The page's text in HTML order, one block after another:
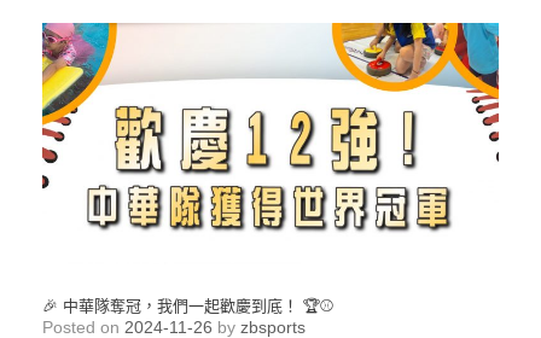
🎉 中華隊奪冠，我們一起歡慶到底！ 🏆⚾
Posted on 2024-11-26 by zbsports